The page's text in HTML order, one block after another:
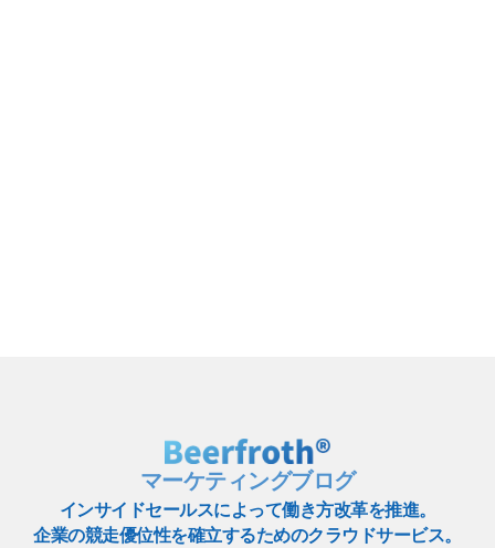
マーケティングブログ
インサイドセールスによって働き方改革を推進。
企業の競走優位性を確立するためのクラウドサービス。